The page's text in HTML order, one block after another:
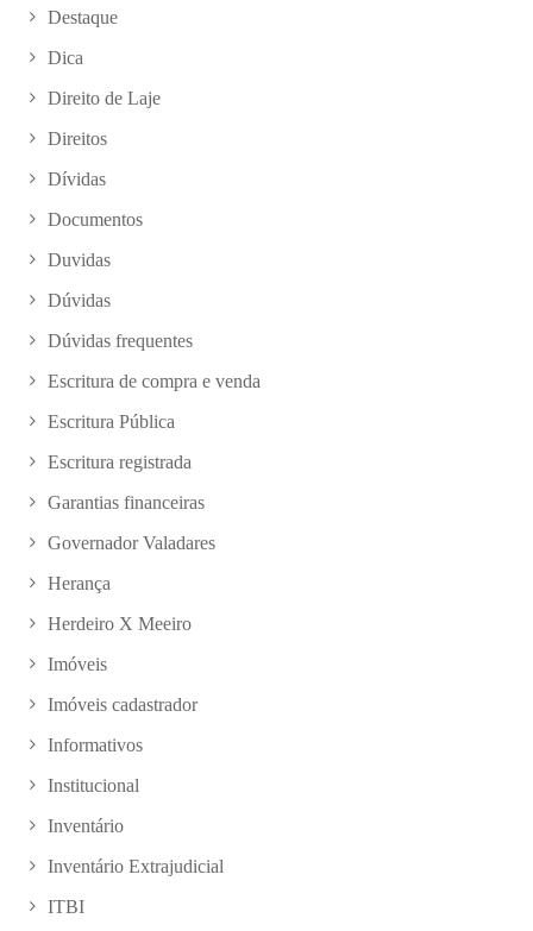
Destaque
Dica
Direito de Laje
Direitos
Dívidas
Documentos
Duvidas
Dúvidas
Dúvidas frequentes
Escritura de compra e venda
Escritura Pública
Escritura registrada
Garantias financeiras
Governador Valadares
Herança
Herdeiro X Meeiro
Imóveis
Imóveis cadastrador
Informativos
Institucional
Inventário
Inventário Extrajudicial
ITBI